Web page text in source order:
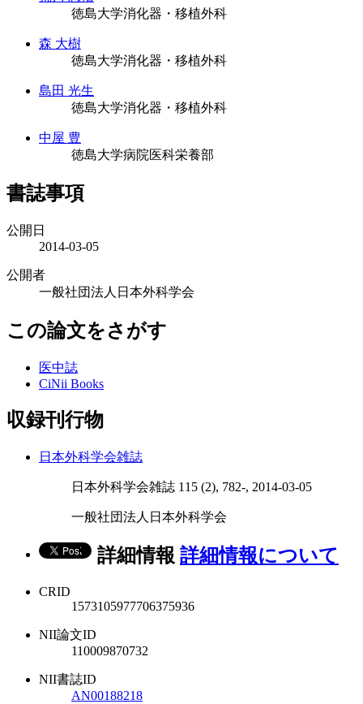
徳島大学消化器・移植外科
森 大樹
徳島大学消化器・移植外科
島田 光生
徳島大学消化器・移植外科
中屋 豊
徳島大学病院医科栄養部
書誌事項
公開日
2014-03-05
公開者
一般社団法人日本外科学会
この論文をさがす
医中誌
CiNii Books
収録刊行物
日本外科学会雑誌
日本外科学会雑誌 115 (2), 782-, 2014-03-05
一般社団法人日本外科学会
詳細情報 詳細情報について
CRID
1573105977706375936
NII論文ID
110009870732
NII書誌ID
AN00188218